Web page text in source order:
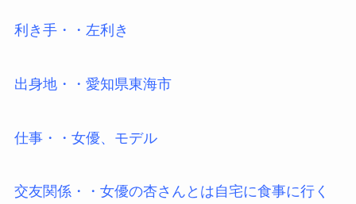
利き手・・左利き
出身地・・愛知県東海市
仕事・・女優、モデル
交友関係・・女優の杏さんとは自宅に食事に行く